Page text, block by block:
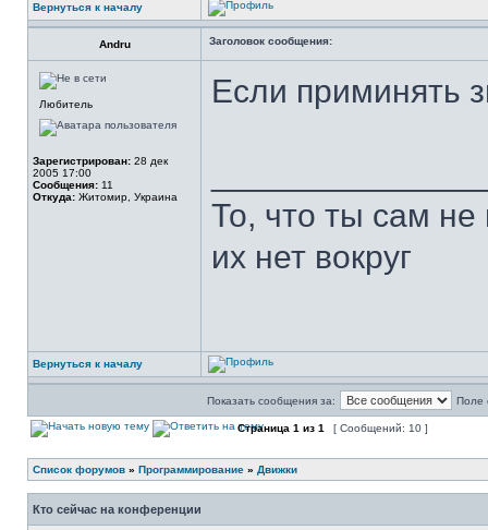
Вернуться к началу
Andru Заголовок сообщения:
Любитель
Зарегистрирован: 28 дек
2005 17:00
Сообщения: 11
Откуда: Житомир, Украина
Если приминять
То, что ты сам не
их нет вокруг
Вернуться к началу
Показать сообщения за: Поле
Страница 1 из 1 [ Сообщений: 10 ]
Список форумов » Программирование » Движки
Кто сейчас на конференции